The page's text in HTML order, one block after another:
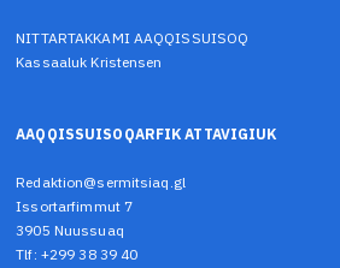
NITTARTAKKAMI AAQQISSUISOQ
Kassaaluk Kristensen
AAQQISSUISOQARFIK ATTAVIGIUK
Redaktion@sermitsiaq.gl
Issortarfimmut 7
3905 Nuussuaq
Tlf: +299 38 39 40